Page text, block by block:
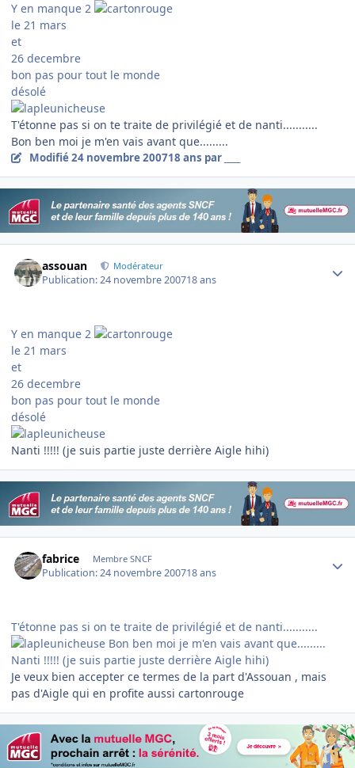
Y en manque 2
le 21 mars
et
26 decembre
bon pas pour tout le monde
désolé
T'étonne pas si on te traite de privilégié et de nanti...........
Bon ben moi je m'en vais avant que.........
Modifié24 novembre 200718 ans par ____
assouan Modérateur
Publication:24 novembre 200718 ans
Y en manque 2
le 21 mars
et
26 decembre
bon pas pour tout le monde
désolé
Nanti !!!!! (je suis partie juste derrière Aigle hihi)
fabrice Membre SNCF
Publication:24 novembre 200718 ans
T'étonne pas si on te traite de privilégié et de nanti...........
Bon ben moi je m'en vais avant que.........
Nanti !!!!! (je suis partie juste derrière Aigle hihi)
Je veux bien accepter ce termes de la part d'Assouan , mais
pas d'Aigle qui en profite aussi cartonrouge